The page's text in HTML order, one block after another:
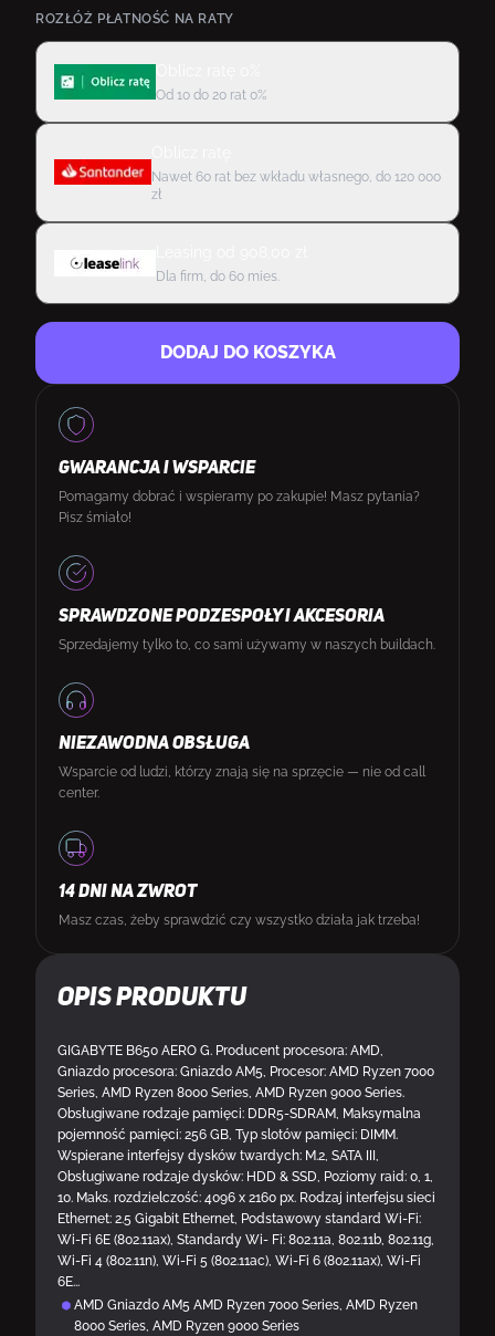
Opis produktu
GIGABYTE B650 AERO G. Producent procesora: AMD,
Gniazdo procesora: Gniazdo AM5, Procesor: AMD Ryzen 7000
Series, AMD Ryzen 8000 Series, AMD Ryzen 9000 Series.
Obsługiwane rodzaje pamięci: DDR5-SDRAM, Maksymalna
pojemność pamięci: 256 GB, Typ slotów pamięci: DIMM.
Wspierane interfejsy dysków twardych: M.2, SATA III,
Obsługiwane rodzaje dysków: HDD & SSD, Poziomy raid: 0, 1,
10. Maks. rozdzielczość: 4096 x 2160 px. Rodzaj interfejsu sieci
Ethernet: 2.5 Gigabit Ethernet, Podstawowy standard Wi-Fi:
Wi-Fi 6E (802.11ax), Standardy Wi- Fi: 802.11a, 802.11b, 802.11g,
Wi-Fi 4 (802.11n), Wi-Fi 5 (802.11ac), Wi-Fi 6 (802.11ax), Wi-Fi
6E...
AMD Gniazdo AM5 AMD Ryzen 7000 Series, AMD Ryzen
8000 Series, AMD Ryzen 9000 Series
ROZŁÓŻ PŁATNOŚĆ NA RATY
Od 10 do 20 rat 0%
Nawet 60 rat bez wkładu własnego, do 120 000
zł
Dla firm, do 60 mies.
DODAJ DO KOSZYKA
GWARANCJA I WSPARCIE
Pomagamy dobrać i wspieramy po zakupie! Masz pytania?
Pisz śmiało!
SPRAWDZONE PODZESPOŁY I AKCESORIA
Sprzedajemy tylko to, co sami używamy w naszych buildach.
NIEZAWODNA OBSŁUGA
Wsparcie od ludzi, którzy znają się na sprzęcie — nie od call
center.
14 DNI NA ZWROT
Masz czas, żeby sprawdzić czy wszystko działa jak trzeba!